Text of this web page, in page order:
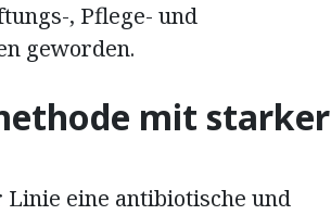
, Pflege- und
geworden.
mit starker
eine antibiotische und